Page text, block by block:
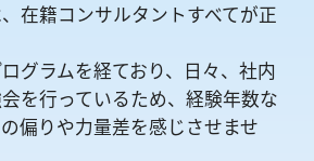
在籍コンサルタントすべてが正
グラムを経ており、日々、社内
を⾏っているため、経験年数な
偏りや⼒量差を感じさせませ